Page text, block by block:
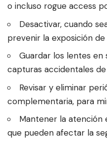
o incluso rogue access
Desactivar, cuando
prevenir la exposición
Guardar los lentes en
capturas accidentales
Revisar y eliminar
complementaria, para
Mantener la atención
que pueden afectar la